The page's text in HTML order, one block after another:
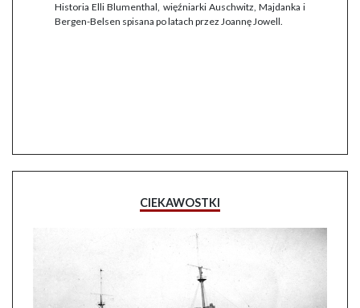
Historia Elli Blumenthal, więźniarki Auschwitz, Majdanka i
Bergen-Belsen spisana po latach przez Joannę Jowell.
CIEKAWOSTKI